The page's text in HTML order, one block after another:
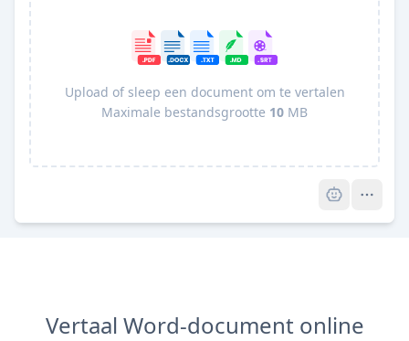
Upload of sleep een document om te vertalen
Maximale bestandsgrootte 10 MB
Vertaal Word-document online